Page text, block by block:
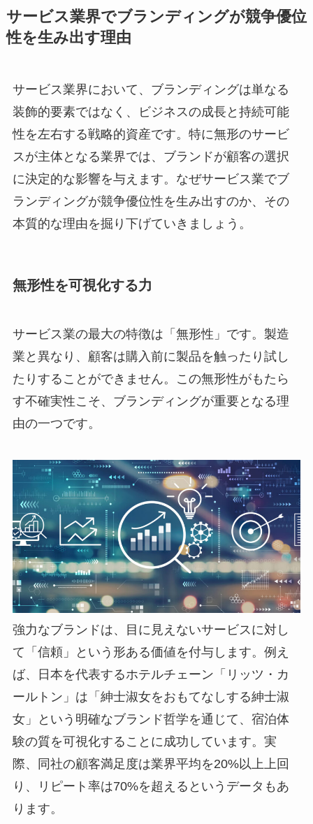
サービス業界でブランディングが競争優位
性を生み出す理由
サービス業界において、ブランディングは単なる
装飾的要素ではなく、ビジネスの成長と持続可能
性を左右する戦略的資産です。特に無形のサービ
スが主体となる業界では、ブランドが顧客の選択
に決定的な影響を与えます。なぜサービス業でブ
ランディングが競争優位性を生み出すのか、その
本質的な理由を掘り下げていきましょう。
無形性を可視化する力
サービス業の最大の特徴は「無形性」です。製造
業と異なり、顧客は購入前に製品を触ったり試し
たりすることができません。この無形性がもたら
す不確実性こそ、ブランディングが重要となる理
由の一つです。
強力なブランドは、目に見えないサービスに対し
て「信頼」という形ある価値を付与します。例え
ば、日本を代表するホテルチェーン「リッツ・カ
ールトン」は「紳士淑女をおもてなしする紳士淑
女」という明確なブランド哲学を通じて、宿泊体
験の質を可視化することに成功しています。実
際、同社の顧客満足度は業界平均を20%以上上回
り、リピート率は70%を超えるというデータもあ
ります。